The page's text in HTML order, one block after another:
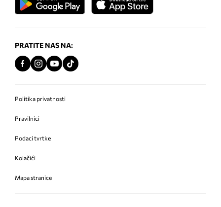
PRATITE NAS NA:
Politika privatnosti
Pravilnici
Podaci tvrtke
Kolačići
Mapa stranice